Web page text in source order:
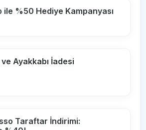
ile %50 Hediye Kampanyası
Ayakkabı İadesi
Taraftar İndirimi: